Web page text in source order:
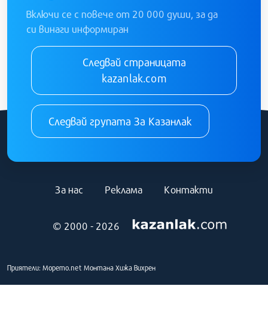
Включи се с повече от 20 000 души, за да
си винаги информиран
Следвай страницата
kazanlak.com
Следвай групата За Казанлак
© 2000 - 2026
За нас Реклама Контакти
Приятели: Морето.net Монтана Хижа Вихрен